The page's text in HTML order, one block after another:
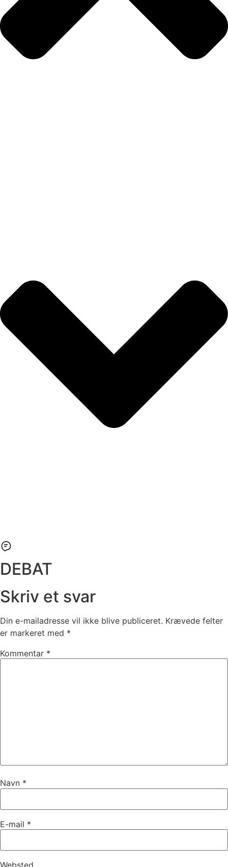
DEBAT
Skriv et svar
Din e-mailadresse vil ikke blive publiceret. Krævede felter
er markeret med *
Kommentar *
Navn *
E-mail *